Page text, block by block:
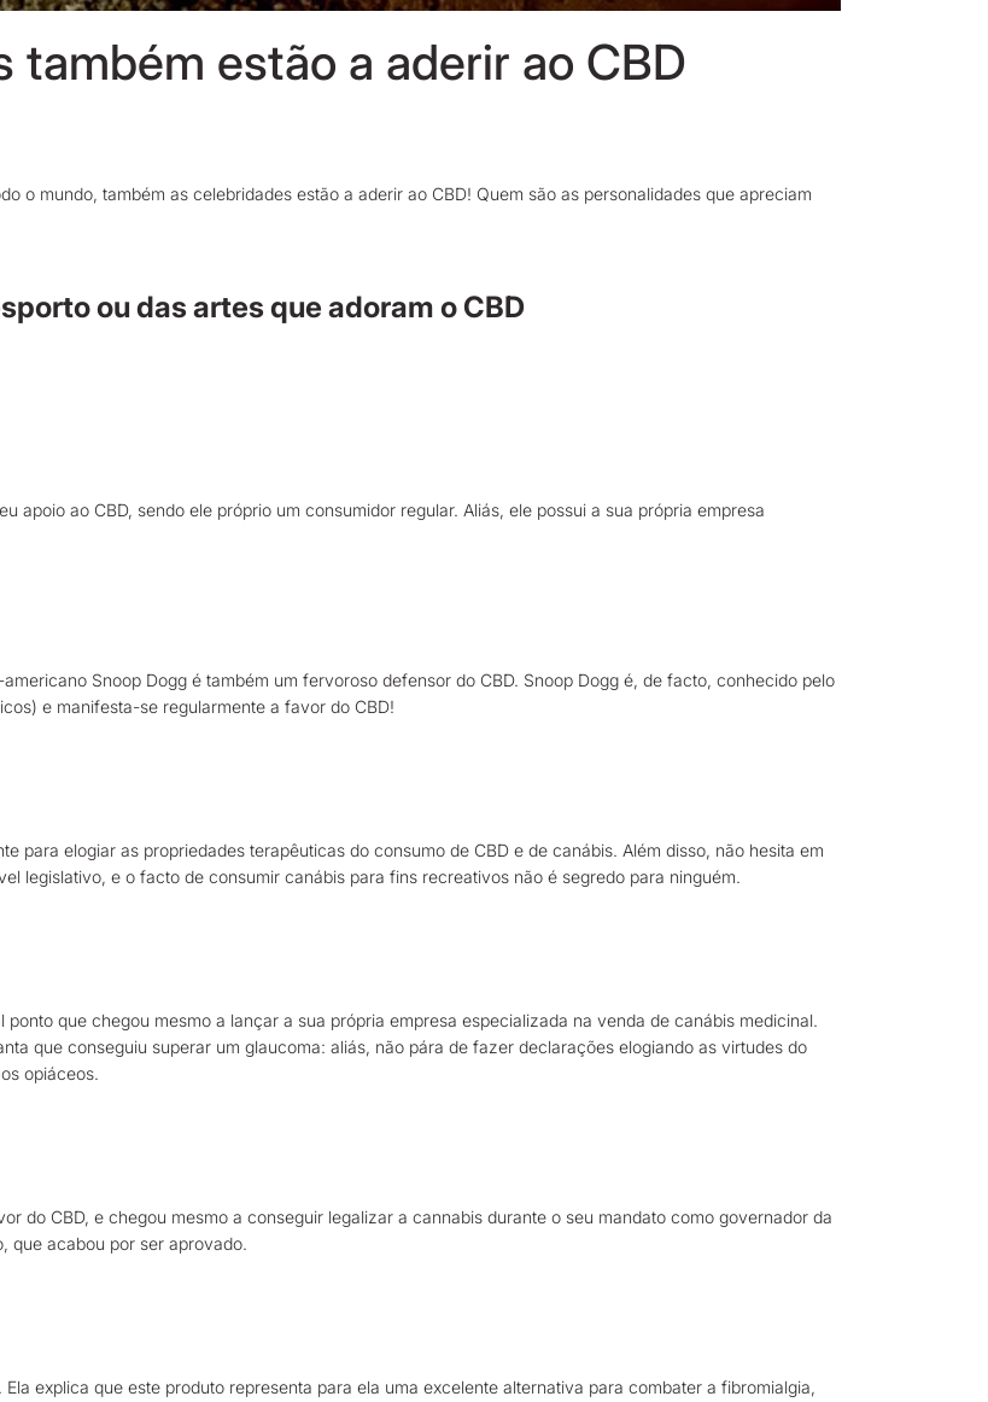
também estão a aderir ao CBD
o mundo, também as celebridades estão a aderir ao CBD! Quem são as personalidades que apreciam
ou das artes que adoram o CBD
apoio ao CBD, sendo ele próprio um consumidor regular. Aliás, ele possui a sua própria empresa
Snoop Dogg é também um fervoroso defensor do CBD. Snoop Dogg é, de facto, conhecido pelo
e manifesta-se regularmente a favor do CBD!
para elogiar as propriedades terapêuticas do consumo de CBD e de canábis. Além disso, não hesita em
legislativo, e o facto de consumir canábis para fins recreativos não é segredo para ninguém.
que chegou mesmo a lançar a sua própria empresa especializada na venda de canábis medicinal.
que conseguiu superar um glaucoma: aliás, não pára de fazer declarações elogiando as virtudes do
opiáceos.
do CBD, e chegou mesmo a conseguir legalizar a cannabis durante o seu mandato como governador da
que acabou por ser aprovado.
explica que este produto representa para ela uma excelente alternativa para combater a fibromialgia,